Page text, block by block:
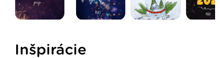
Inšpirácie